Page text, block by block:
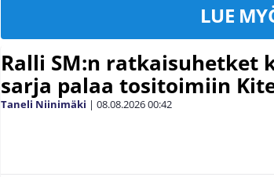
LUE
Ralli SM:n ratkaisuhetket
sarja palaa tositoimiin
Taneli Niinimäki | 08.08.202600:42